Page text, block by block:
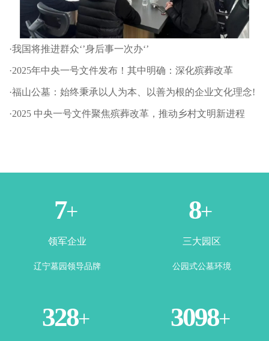
·我国将推进群众‘’身后事一次办‘’
·2025年中央一号文件发布！其中明确：深化殡葬改革
·福山公墓：始终秉承以人为本、以善为根的企业文化理念!
·2025 中央一号文件聚焦殡葬改革，推动乡村文明新进程
1+
领军企业
辽宁墓园领导品牌
3+
三大园区
公园式公墓环境
365+ 3500+